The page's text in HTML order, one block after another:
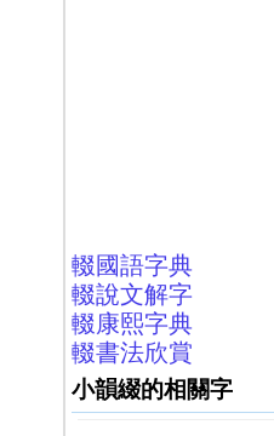
輟國語字典
輟說文解字
輟康熙字典
輟書法欣賞
小韻綴的相關字